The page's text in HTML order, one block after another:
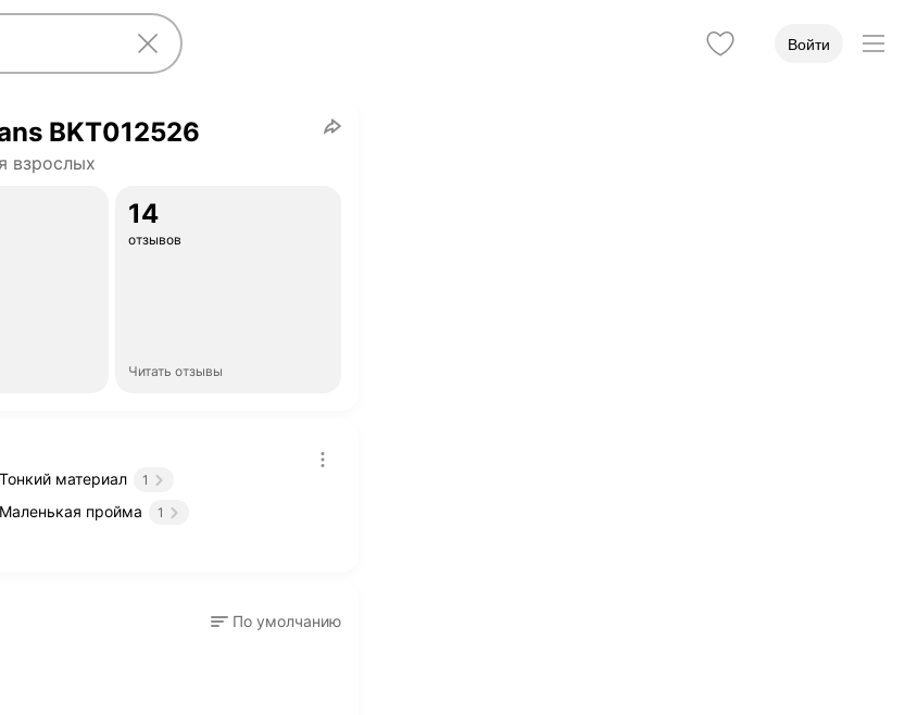
Войти
BKT012526
взрослых
14
отзывов
Читать отзывы
Тонкий материал 1
Маленькая пройма 1
По умолчанию